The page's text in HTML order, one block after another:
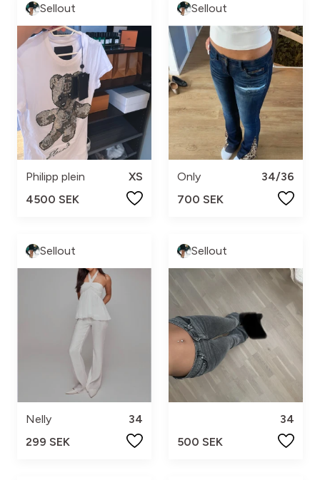
Sellout
Philipp plein
XS
4500 SEK
Sellout
Only
34/36
700 SEK
Sellout
Nelly
34
299 SEK
Sellout
34
500 SEK